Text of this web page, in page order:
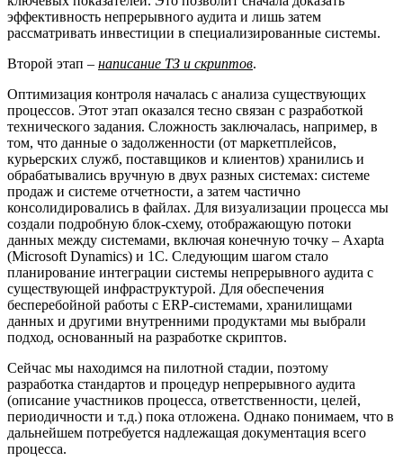
эффективность непрерывного аудита и лишь затем
рассматривать инвестиции в специализированные системы.
Второй этап – написание ТЗ и скриптов.
Оптимизация контроля началась с анализа существующих
процессов. Этот этап оказался тесно связан с разработкой
технического задания. Сложность заключалась, например, в
том, что данные о задолженности (от маркетплейсов,
курьерских служб, поставщиков и клиентов) хранились и
обрабатывались вручную в двух разных системах: системе
продаж и системе отчетности, а затем частично
консолидировались в файлах. Для визуализации процесса мы
создали подробную блок-схему, отображающую потоки
данных между системами, включая конечную точку – Axapta
(Microsoft Dynamics) и 1С. Следующим шагом стало
планирование интеграции системы непрерывного аудита с
существующей инфраструктурой. Для обеспечения
бесперебойной работы с ERP-системами, хранилищами
данных и другими внутренними продуктами мы выбрали
подход, основанный на разработке скриптов.
Сейчас мы находимся на пилотной стадии, поэтому
разработка стандартов и процедур непрерывного аудита
(описание участников процесса, ответственности, целей,
периодичности и т.д.) пока отложена. Однако понимаем, что в
дальнейшем потребуется надлежащая документация всего
процесса.